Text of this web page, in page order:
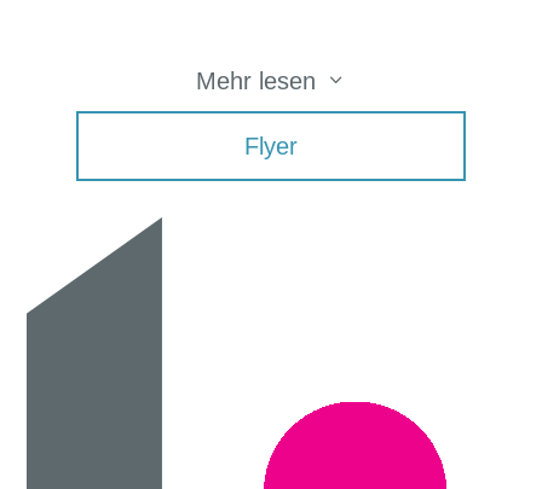
Mehr lesen 3
Flyer